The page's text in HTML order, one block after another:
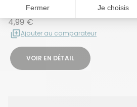
Thermomètre de piscine
4,99 €
Ajouter au comparateur
VOIR EN DÉTAIL